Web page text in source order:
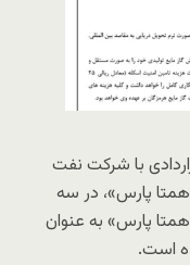
با شرکت نفت
پارس»، در سه
انرژی همتا پارس» به عنوان
است.